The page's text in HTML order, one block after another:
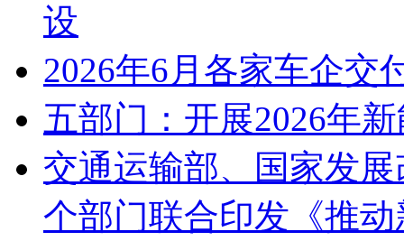
设
2026年6月各家车企交
五部门：开展2026年
交通运输部、国家发
个部门联合印发《推